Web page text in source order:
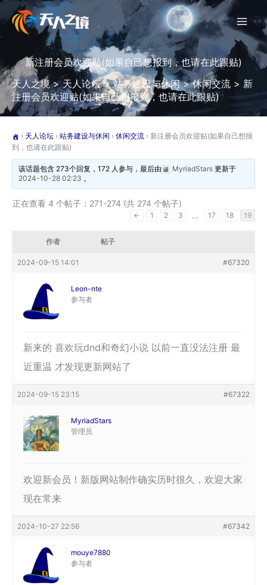
新注册会员欢迎贴(如果自己想报到，也请在此跟贴)
天人之境>天人论坛>站务建设与休闲>休闲交流 > 新
注册会员欢迎贴(如果自己想报到，也请在此跟贴)
› 天人论坛 › 站务建设与休闲 › 休闲交流 › 新注册会员欢迎贴(如果自己想报
到，也请在此跟贴)
该话题包含 273个回复，172 人参与，最后由 MyriadStars 更新于
2024-10-28 02:23 。
正在查看 4 个帖子：271-274 (共 274 个帖子)
← 1 2 3 … 17 18 19
作者 帖子
2024-09-15 14:01 #67320
Leon-nte
参与者
新来的 喜欢玩dnd和奇幻小说 以前一直没法注册 最
近重温 才发现更新网站了
2024-09-15 23:15 #67322
MyriadStars
管理员
欢迎新会员！新版网站制作确实历时很久，欢迎大家
现在常来
2024-10-27 22:56 #67342
mouye7880
参与者